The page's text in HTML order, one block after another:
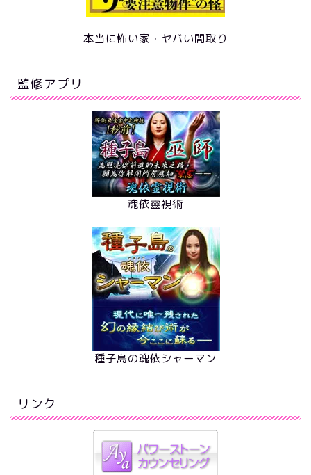
本当に怖い家・ヤバい間取り
監修アプリ
魂依靈視術
種子島の魂依シャーマン
リンク